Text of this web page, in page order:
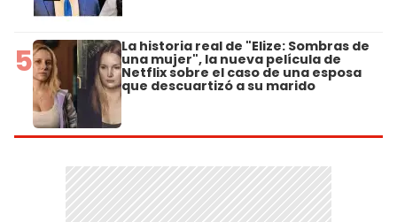
5 La historia real de "Elize: Sombras de
una mujer", la nueva película de
Netflix sobre el caso de una esposa
que descuartizó a su marido